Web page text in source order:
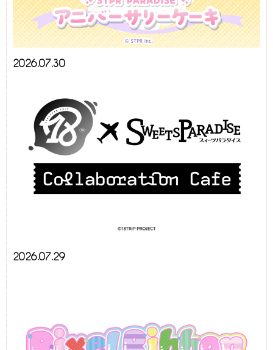
2026.07.30
2026.07.29